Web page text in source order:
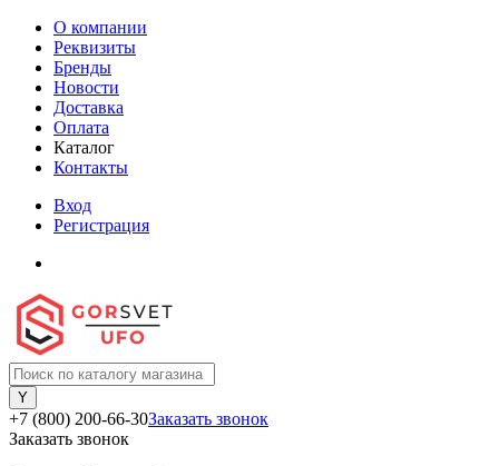
О компании
Реквизиты
Бренды
Новости
Доставка
Оплата
Каталог
Контакты
Вход
Регистрация
+7 (800) 200-66-30Заказать звонок
Заказать звонок